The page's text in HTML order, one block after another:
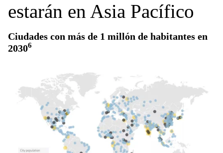
estarán en Asia Pacífico
Ciudades con más de 1 millón de habitantes en
20306